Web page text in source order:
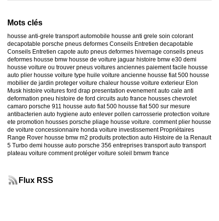
Mots clés
housse anti-grele transport automobile housse anti grele soin colorant
decapotable porsche pneus deformes Conseils Entretien decapotable
Conseils Entretien capote auto pneus deformes hivernage conseils pneus
deformes housse bmw housse de voiture jaguar histoire bmw e30 demi
housse voiture ou trouver pneus voitures anciennes paiement facile housse
auto plier housse voiture type huile voiture ancienne housse fiat 500 housse
mobilier de jardin proteger voiture chaleur housse voiture exterieur Elon
Musk histoire voitures ford drap presentation evenement auto cale anti
deformation pneu histoire de ford circuits auto france housses chevrolet
camaro porsche 911 housse auto fiat 500 housse fiat 500 sur mesure
antibacterien auto hygiene auto enlever pollen carrosserie protection voiture
ete promotion housses porsche pliage housse voiture. comment plier housse
de voiture concessionnaire honda voiture investissement Propriétaires
Range Rover housse bmw m2 produits protection auto Histoire de la Renault
5 Turbo demi housse auto porsche 356 entreprises transport auto transport
plateau voiture comment protéger voiture soleil bmwm france
Flux RSS